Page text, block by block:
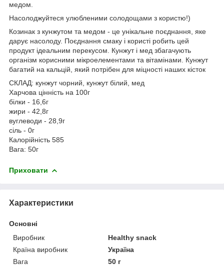
медом.
Насолоджуйтеся улюбленими солодощами з користю!)
Козинак з кунжутом та медом - це унікальне поєднання, яке
дарує насолоду. Поєднання смаку і користі робить цей
продукт ідеальним перекусом. Кунжут і мед збагачують
організм корисними мікроелементами та вітамінами. Кунжут
багатий на кальцій, який потрібен для міцності наших кісток
СКЛАД: кунжут чорний, кунжут білий, мед
Харчова цінність на 100г
білки - 16,6г
жири - 42,8г
вуглеводи - 28,9г
сіль - 0г
Калорійність 585
Вага: 50г
Приховати
Характеристики
Основні
Виробник
Healthy snack
Країна виробник
Україна
Вага
50 г